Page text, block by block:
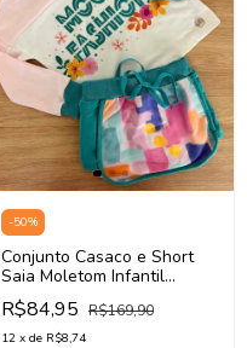
-50%
Conjunto Casaco e Short
Saia Moletom Infantil
Menina Mon Sucré
138018078 (Rosa/Off
White/Verde)
R$84,95 R$169,90
12 x de R$8,74